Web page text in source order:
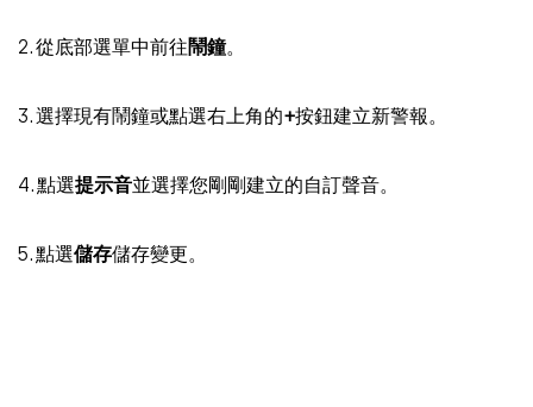
2. 從底部選單中前往鬧鐘。
3. 選擇現有鬧鐘或點選右上角的+按鈕建立新警報。
4. 點選提示音並選擇您剛剛建立的自訂聲音。
5. 點選儲存儲存變更。